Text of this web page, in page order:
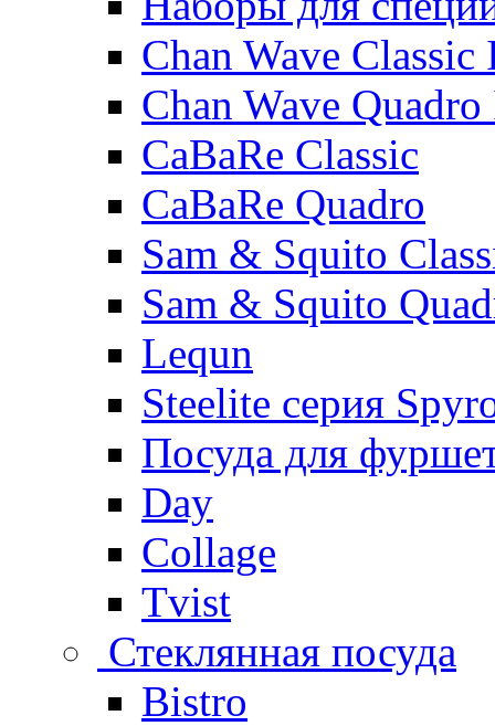
Chan Wave
Chan Wave
CaBaRe Classic
CaBaRe Quadro
Sam & Squito
Sam & Squito
Lequn
Steelite серия
Посуда для
Day
Collage
Tvist
Стеклянная посуда
Bistro